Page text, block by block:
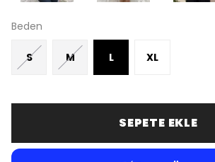
Beden
S M L XL
SEPETE EKLE